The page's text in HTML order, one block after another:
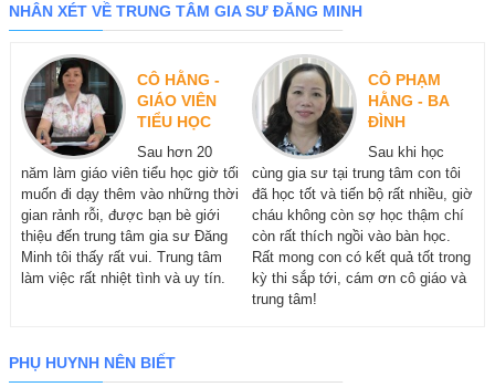
NHÂN XÉT VỀ TRUNG TÂM GIA SƯ ĐĂNG MINH
CÔ HẰNG -
GIÁO VIÊN
TIỂU HỌC
Sau hơn 20
năm làm giáo viên tiểu học giờ tối
muốn đi dạy thêm vào những thời
gian rảnh rỗi, được bạn bè giới
thiệu đến trung tâm gia sư Đăng
Minh tôi thấy rất vui. Trung tâm
làm việc rất nhiệt tình và uy tín.
CÔ PHẠM
HẰNG - BA
ĐÌNH
Sau khi học
cùng gia sư tại trung tâm con tôi
đã học tốt và tiến bộ rất nhiều, giờ
cháu không còn sợ học thậm chí
còn rất thích ngồi vào bàn học.
Rất mong con có kết quả tốt trong
kỳ thi sắp tới, cám ơn cô giáo và
trung tâm!
PHỤ HUYNH NÊN BIẾT